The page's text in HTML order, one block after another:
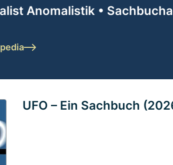
Anomalistik •
UFO – Ein Sachbuch